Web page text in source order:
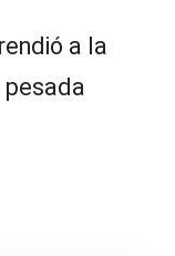
a la
pesada